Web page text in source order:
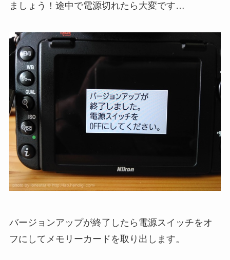
ましょう！途中で電源切れたら大変です…
バージョンアップが終了したら電源スイッチをオ
フにしてメモリーカードを取り出します。